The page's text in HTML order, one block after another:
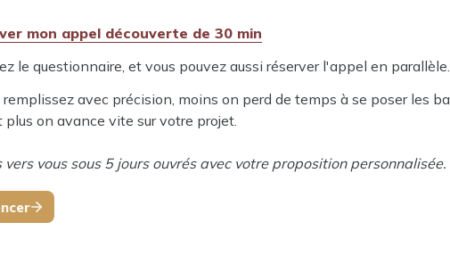
mon appel découverte de 30 min
le questionnaire, et vous pouvez aussi réserver l'appel en
remplissez avec précision, moins on perd de temps à se poser les
plus on avance vite sur votre projet.
vers vous sous 5 jours ouvrés avec votre proposition personnalisée.